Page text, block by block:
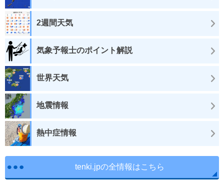
2週間天気
気象予報士のポイント解説
世界天気
地震情報
熱中症情報
tenki.jpの全情報はこちら